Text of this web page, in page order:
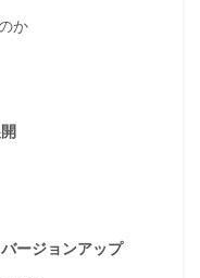
か
ージョンアップ